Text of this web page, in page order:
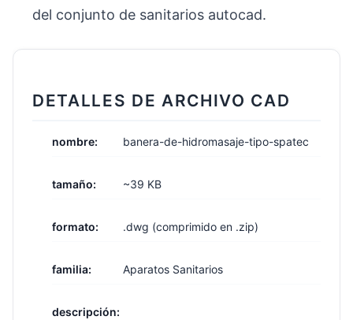
del conjunto de sanitarios autocad.
DETALLES DE ARCHIVO CAD
nombre: banera-de-hidromasaje-tipo-spatec
tamaño: ~39 KB
formato: .dwg (comprimido en .zip)
familia: Aparatos Sanitarios
descripción: